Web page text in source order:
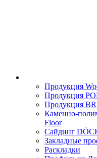
Продукция
Продукция
Продукция
Каменно-
Floor
Сайдинг
Закладные
Раскладки